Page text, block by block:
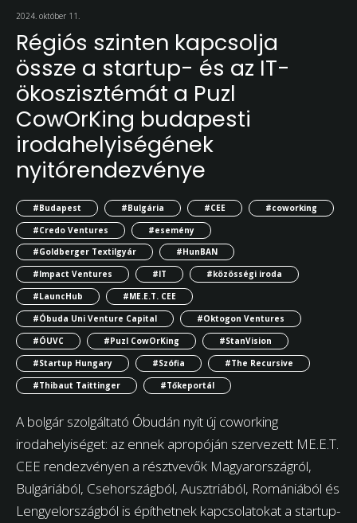
2024. október 11.
Régiós szinten kapcsolja
össze a startup- és az IT-
ökoszisztémát a Puzl
CowOrKing budapesti
irodahelyiségének
nyitórendezvénye
#Budapest #Bulgária #CEE
#coworking
#Credo Ventures
#esemény
#Goldberger Textilgyár
#HunBAN
#Impact Ventures
#IT
#közösségi iroda
#LauncHub
#ME.E.T. CEE
#Óbuda Uni Venture Capital
#Oktogon Ventures
#ÓUVC
#Puzl CowOrKing
#StanVision
#Startup Hungary
#Szófia
#The Recursive
#Thibaut Taittinger
#Tőkeportál
A bolgár szolgáltató Óbudán nyit új coworking
irodahelyiséget: az ennek apropóján szervezett ME.E.T.
CEE rendezvényen a résztvevők Magyarországról,
Bulgáriából, Csehországból, Ausztriából, Romániából és
Lengyelországból is építhetnek kapcsolatokat a startup-